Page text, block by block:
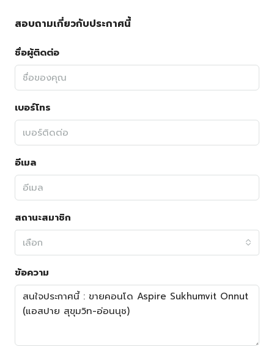
สอบถามเกี่ยวกับประกาศนี้
ชื่อผู้ติดต่อ
เบอร์โทร
อีเมล
สถานะสมาชิก
เลือก
ข้อความ